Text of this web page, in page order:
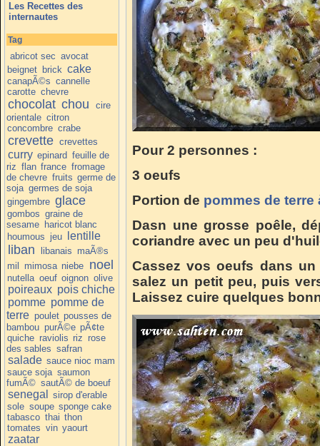
Les Recettes des
internautes
Tag
abricot sec avocat
beignet brick cake
canapÃ©s cannelle
carotte chevre
chocolat chou
cire
orientale citron
concombre crabe
crevette crevettes
curry epinard feuille de
riz flan france fromage
de chevre fruits germe de
soja germes de soja
gingembre glace
gombos graine de
sesame haricot blanc
houmous jeu lentille
liban libanais maÃ®s
mil mimosa niebe noel
nutella oeuf oignon olive
poireaux pois chiche
pomme pomme de
terre poulet pousses de
bambou purÃ©e pÃ¢te
quiche raviolis riz rose
des sables safran
salade sauce nioc mam
sauce soja saumon
fumÃ© sautÃ© de boeuf
senegal
sirop d'erable
sole soupe sponge cake
tabasco thai thon
tomates vin yaourt
zaatar
Pour 2 personnes :
3 oeufs
Portion de pommes de terre
Dasn une grosse poêle,
coriandre avec un peu
Cassez vos oeufs dans
salez un petit peu, puis
Laissez cuire quelques